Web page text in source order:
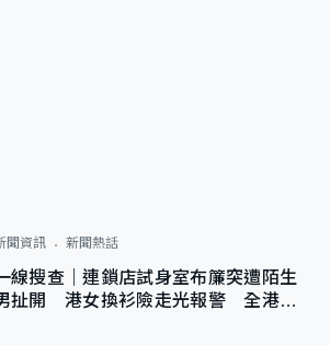
聞資訊 新聞熱話
線搜查｜連鎖店試身室布簾突遭陌生
扯開 港女換衫險走光報警 全港分